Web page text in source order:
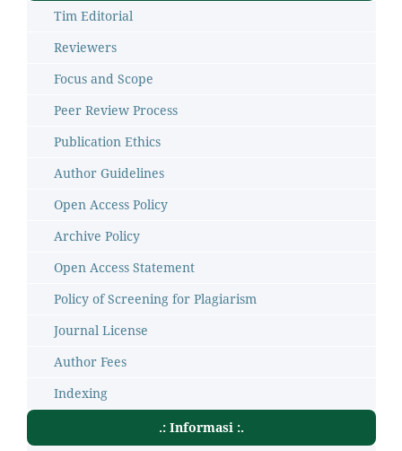
Tim Editorial
Reviewers
Focus and Scope
Peer Review Process
Publication Ethics
Author Guidelines
Open Access Policy
Archive Policy
Open Access Statement
Policy of Screening for Plagiarism
Journal License
Author Fees
Indexing
.: Informasi :.